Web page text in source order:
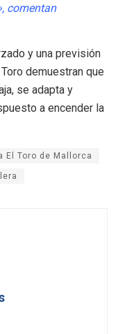
comentan
y una previsión
demuestran que
se adapta y
a encender la
El Toro de Mallorca